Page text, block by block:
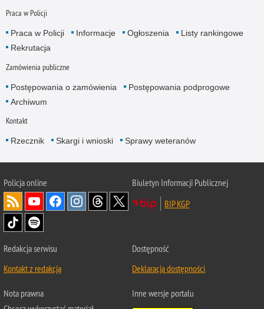
Praca w Policji
Praca w Policji Informacje Ogłoszenia
Listy rankingowe
Rekrutacja
Zamówienia publiczne
Postępowania o zamówienia
Postępowania podprogowe
Archiwum
Kontakt
Rzecznik Skargi i wnioski Sprawy weteranów
Policjaonline
Biuletyn Informacji Publicznej
BIP KGP
Redakcja serwisu
Kontakt z redakcją
Dostępność
Deklaracja dostępności
Nota prawna
Inne wersje portalu